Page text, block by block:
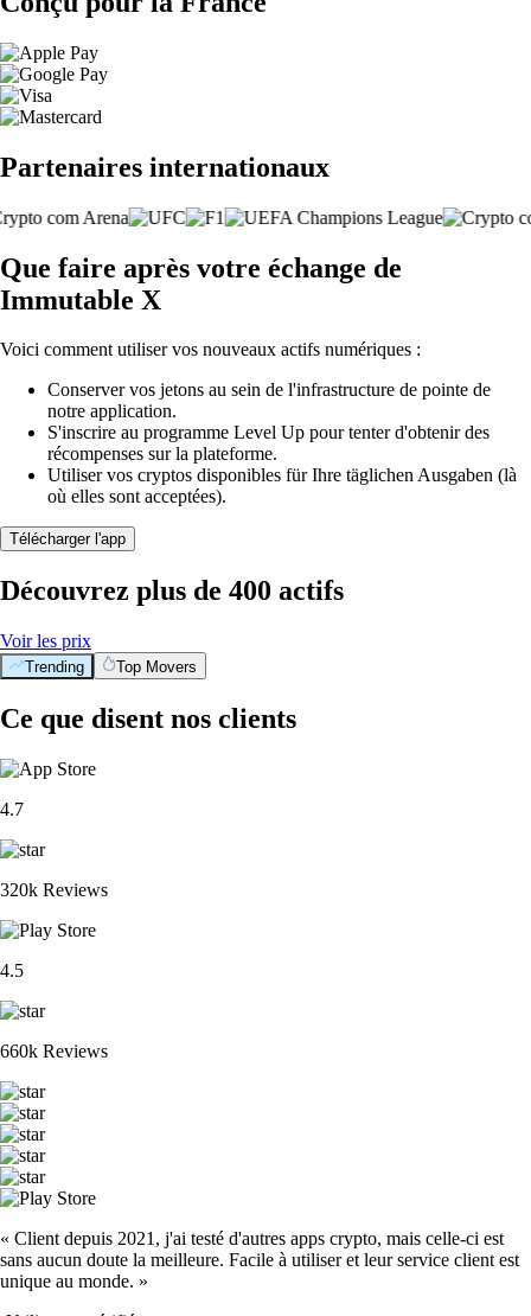
Partenaires internationaux
Que faire après votre échange de
Immutable X
Voici comment utiliser vos nouveaux actifs numériques :
Conserver vos jetons au sein de l'infrastructure de pointe de
notre application.
S'inscrire au programme Level Up pour tenter d'obtenir des
récompenses sur la plateforme.
Utiliser vos cryptos disponibles für Ihre täglichen Ausgaben (là
où elles sont acceptées).
Télécharger l'app
Découvrez plus de 400 actifs
Voir les prix
Trending Top Movers
Ce que disent nos clients
4.7
320k Reviews
4.5
660k Reviews
« Client depuis 2021, j'ai testé d'autres apps crypto, mais celle-ci est
sans aucun doute la meilleure. Facile à utiliser et leur service client est
unique au monde. »